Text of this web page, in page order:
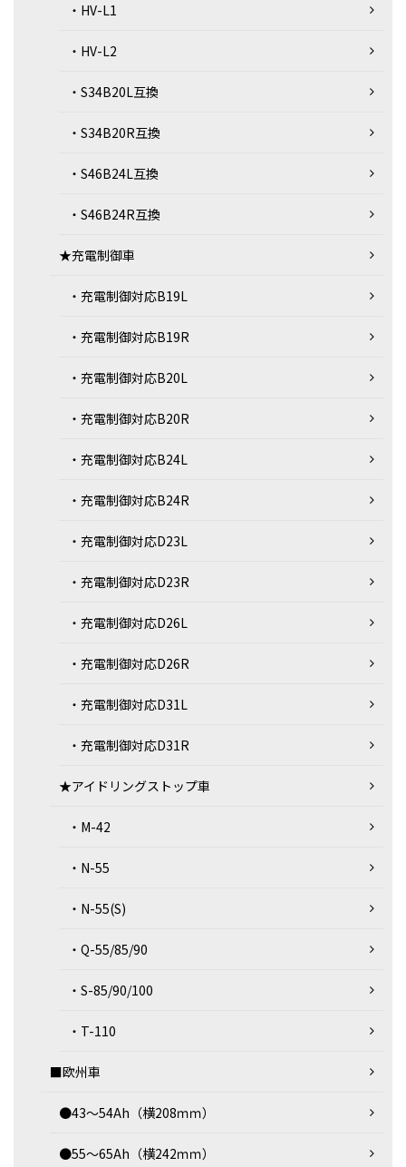
・HV-L1
・HV-L2
・S34B20L互換
・S34B20R互換
・S46B24L互換
・S46B24R互換
★充電制御車
・充電制御対応B19L
・充電制御対応B19R
・充電制御対応B20L
・充電制御対応B20R
・充電制御対応B24L
・充電制御対応B24R
・充電制御対応D23L
・充電制御対応D23R
・充電制御対応D26L
・充電制御対応D26R
・充電制御対応D31L
・充電制御対応D31R
★アイドリングストップ車
・M-42
・N-55
・N-55(S)
・Q-55/85/90
・S-85/90/100
・T-110
■欧州車
●43～54Ah（横208ｍｍ）
●55～65Ah（横242ｍｍ）